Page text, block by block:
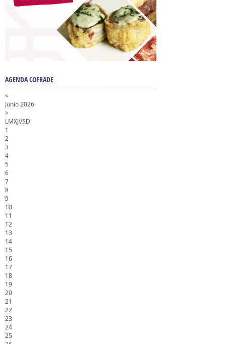
AGENDA COFRADE
<
Junio 2026
>
LMXJVSD
1
2
3
4
5
6
7
8
9
10
11
12
13
14
15
16
17
18
19
20
21
22
23
24
25